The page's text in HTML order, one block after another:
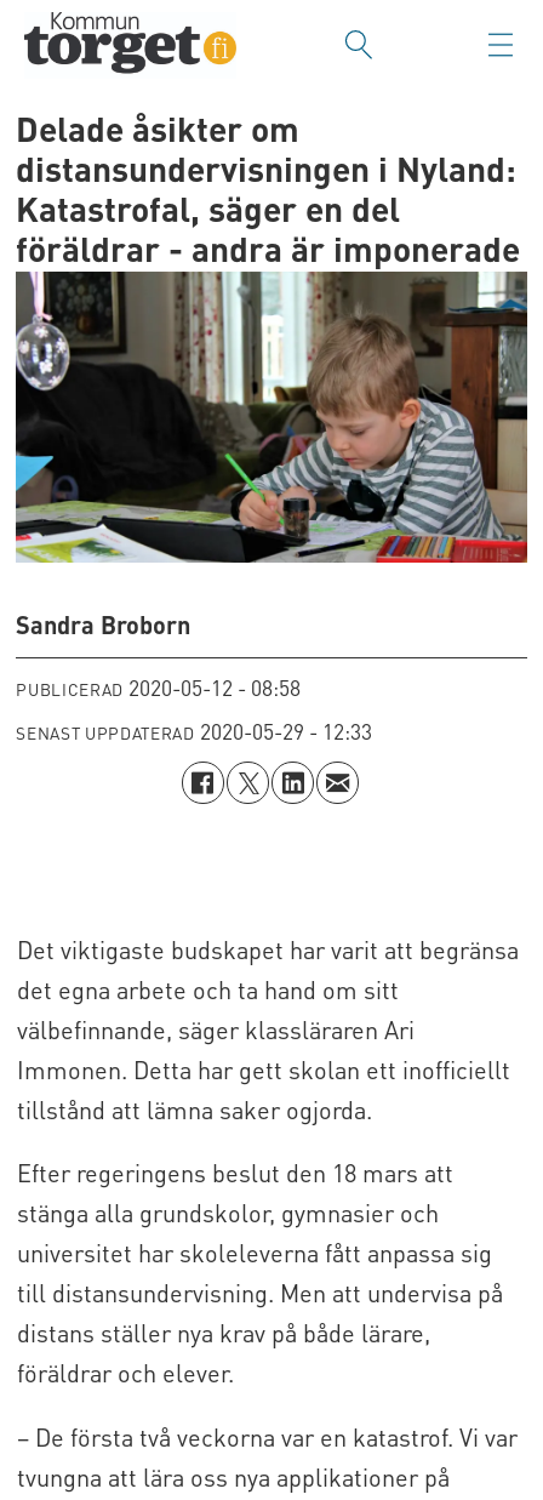
Delade åsikter om
distansundervisningen i Nyland:
Katastrofal, säger en del
föräldrar - andra är imponerade
Sandra Broborn
PUBLICERAD 2020-05-12 - 08:58
SENAST UPPDATERAD 2020-05-29 - 12:33
Det viktigaste budskapet har varit att begränsa
det egna arbete och ta hand om sitt
välbefinnande, säger klassläraren Ari
Immonen. Detta har gett skolan ett inofficiellt
tillstånd att lämna saker ogjorda.
Efter regeringens beslut den 18 mars att
stänga alla grundskolor, gymnasier och
universitet har skoleleverna fått anpassa sig
till distansundervisning. Men att undervisa på
distans ställer nya krav på både lärare,
föräldrar och elever.
– De första två veckorna var en katastrof. Vi var
tvungna att lära oss nya applikationer på